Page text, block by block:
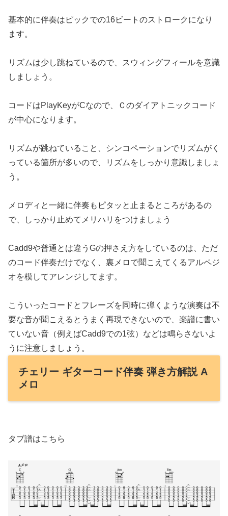
基本的に伴奏はピックでの16ビートのストロークになり
ます。
リズムは少し跳ねているので、スウィングフィールを意識
しましょう。
コードはPlayKeyがCなので、Ｃのダイアトニックコード
が中心になります。
リズムが跳ねていること、シンコペーションでリズムがく
っている箇所が多いので、リズムをしっかり意識しましょ
う。
メロディと一緒に伴奏もピタッと止まるところがあるの
で、しっかり止めてメリハリをつけましょう
Cadd9や普通とは違うGの押さえ方をしているのは、ただ
のコード伴奏だけでなく、裏メロで聞こえてくるアルペジ
オを模してアレンジしてます。
こういったコードとフレーズを同時に弾くような演奏は不
要な音が聞こえるとうまく再現できないので、楽譜に書い
ていない音（例えばCadd9での1弦）などは鳴らさないよ
うに注意しましょう。
チェリー ギターコード伴奏 弾き方解説 A
メロ
タブ譜はこちら